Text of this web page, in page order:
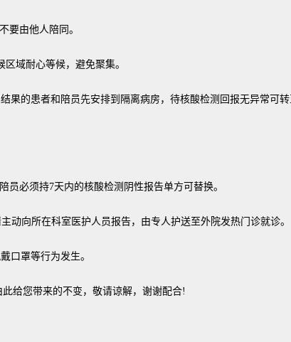
由他人陪同。
域耐心等候，避免聚集。
的患者和陪员先安排到隔离病房，待核酸检测回报无异常可
必须持7天内的核酸检测阴性报告单方可替换。
向所在科室医护人员报告，由专人护送至外院发热门诊就诊。
口罩等行为发生。
给您带来的不变，敬请谅解，谢谢配合!